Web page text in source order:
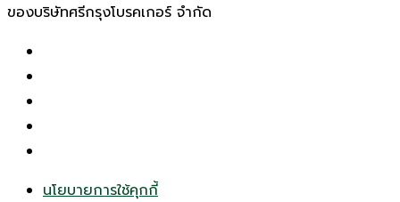
ของบริษัทศรีกรุงโบรคเกอร์ จำกัด
นโยบายการใช้คุกกี้